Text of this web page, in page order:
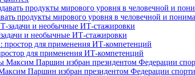
продукты мирового уровня в человечной и
и необычные ИТ‑стажировки
для применения ИТ-компетенций
Паршин избран президентом Федерации